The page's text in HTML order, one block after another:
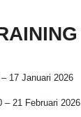
17 Januari 2026
– 21 Februari 2026